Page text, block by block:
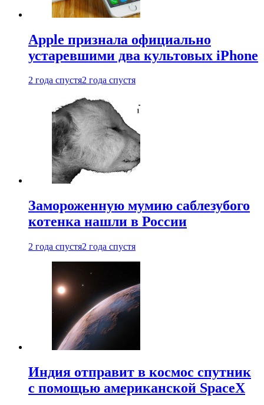
Apple признала официально
устаревшими два культовых iPhone
2 года спустя2 года спустя
Замороженную мумию саблезубого
котенка нашли в России
2 года спустя2 года спустя
Индия отправит в космос спутник
с помощью американской SpaceX